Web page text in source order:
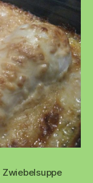
Zwiebelsuppe